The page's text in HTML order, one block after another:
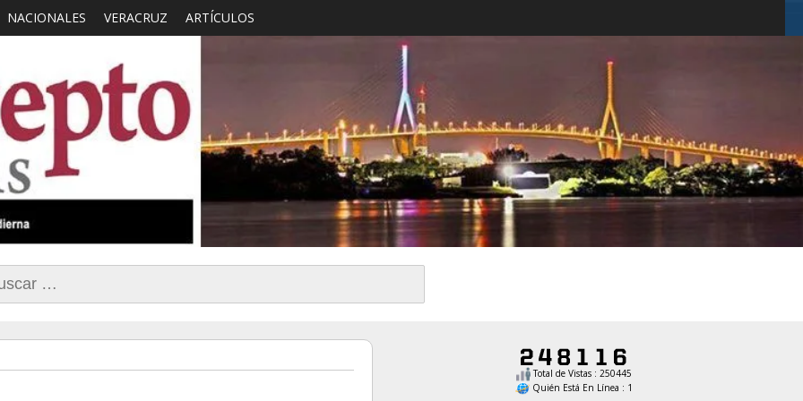
con Sentido Comun
NACIONALES VERACRUZ ARTÍCULOS
Total de Vistas : 250445
Quién Está En Línea : 1